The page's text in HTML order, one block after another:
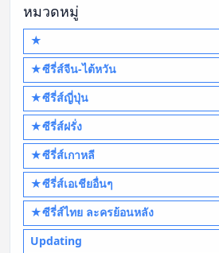
หมวดหมู่
★
★ซีรี่ส์จีน-ไต้หวัน
★ซีรี่ส์ญี่ปุ่น
★ซีรี่ส์ฝรั่ง
★ซีรี่ส์เกาหลี
★ซีรี่ส์เอเชียอื่นๆ
★ซีรี่ส์ไทย ละครย้อนหลัง
Updating